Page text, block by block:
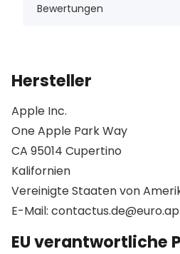
Bewertungen
Hersteller
Apple Inc.
One Apple Park Way
CA 95014 Cupertino
Kalifornien
Vereinigte Staaten von
E-Mail:
EU verantwortliche